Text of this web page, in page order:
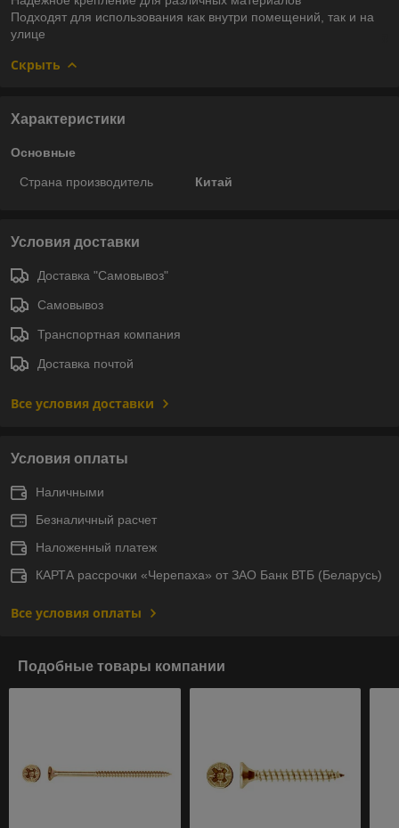
Подходят для использования как внутри помещений, так и на
улице
Скрыть
Характеристики
Основные
Страна производитель Китай
Условия доставки
Доставка "Самовывоз"
Самовывоз
Транспортная компания
Доставка почтой
Все условия доставки
Условия оплаты
Наличными
Безналичный расчет
Наложенный платеж
КАРТА рассрочки «Черепаха» от ЗАО Банк ВТБ (Беларусь)
Все условия оплаты
Подобные товары компании